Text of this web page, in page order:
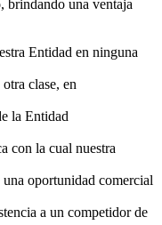
brindando una ventaja
Entidad en ninguna
clase, en
la Entidad
con la cual nuestra
oportunidad comercial
a un competidor de